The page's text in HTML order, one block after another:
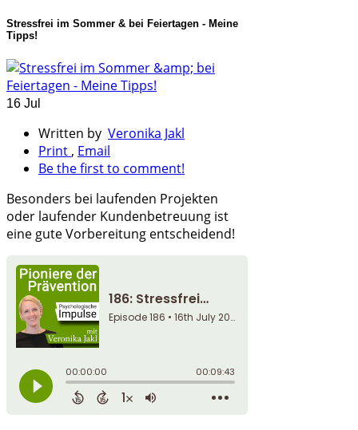
Stressfrei im Sommer & bei Feiertagen - Meine
Tipps!
16 Jul
Written by Veronika Jakl
Print , Email
Be the first to comment!
Besonders bei laufenden Projekten
oder laufender Kundenbetreuung ist
eine gute Vorbereitung entscheidend!